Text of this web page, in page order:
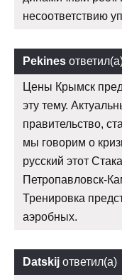
несоответствию
Pekines
Цены Крымск
эту тему.
правительство,
мы говорим о
русский этот
Петропавловск-
Тренировка
аэробных.
Datskij ответил(а)